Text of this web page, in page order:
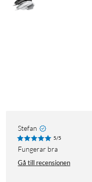
Stefan
5/5
fungerar bra
Gå till recensionen